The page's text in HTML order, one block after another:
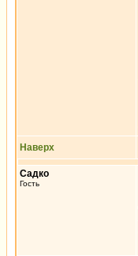
Наверх
Садко
Гость